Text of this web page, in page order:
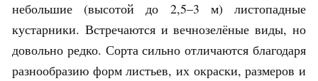
небольшие (высотой до 2,5–3 м) листопадные
кустарники. Встречаются и вечнозелёные виды, но
довольно редко. Сорта сильно отличаются благодаря
разнообразию форм листьев, их окраски, размеров и